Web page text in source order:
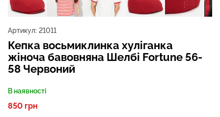
Артикул: 21011
Кепка восьмиклинка хуліганка
жіноча бавовняна Шелбі Fortune 56-
58 Червоний
В наявності
850 грн